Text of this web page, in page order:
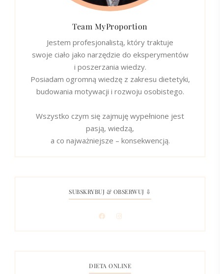
Team MyProportion
Jestem profesjonalistą, który traktuje
swoje ciało jako narzędzie do eksperymentów
i poszerzania wiedzy.
Posiadam ogromną wiedzę z zakresu dietetyki,
budowania motywacji i rozwoju osobistego.
Wszystko czym się zajmuję wypełnione jest
pasją, wiedzą,
a co najważniejsze – konsekwencją.
SUBSKRYBUJ & OBSERWUJ ⇩
DIETA ONLINE